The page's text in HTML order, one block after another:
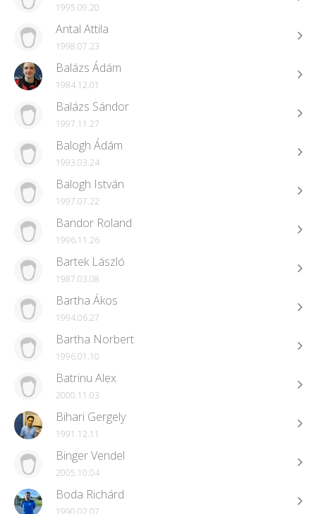
1995.09.20
Antal Attila
1998.07.23
Balázs Ádám
1984.12.01
Balázs Sándor
1997.11.27
Balogh Ádám
1993.03.24
Balogh István
1997.07.22
Bandor Roland
1996.11.26
Bartek László
1987.03.08
Bartha Ákos
1994.06.27
Bartha Norbert
1996.01.10
Batrinu Alex
2000.11.03
Bihari Gergely
1991.12.11
Binger Vendel
2005.10.04
Boda Richárd